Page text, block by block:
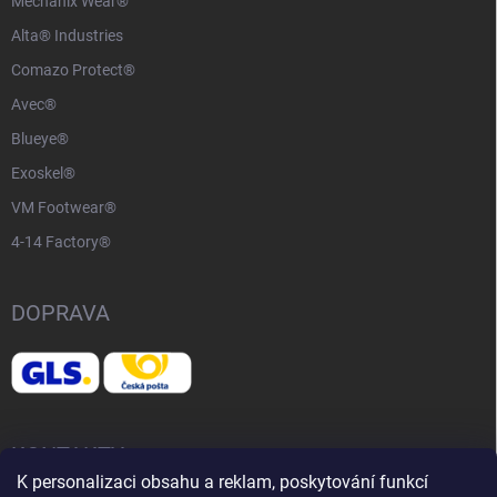
K personalizaci obsahu a reklam, poskytování funkcí
Alta® Industries
Comazo Protect®
Avec®
Blueye®
Exoskel®
VM Footwear®
4-14 Factory®
DOPRAVA
KONTAKTY